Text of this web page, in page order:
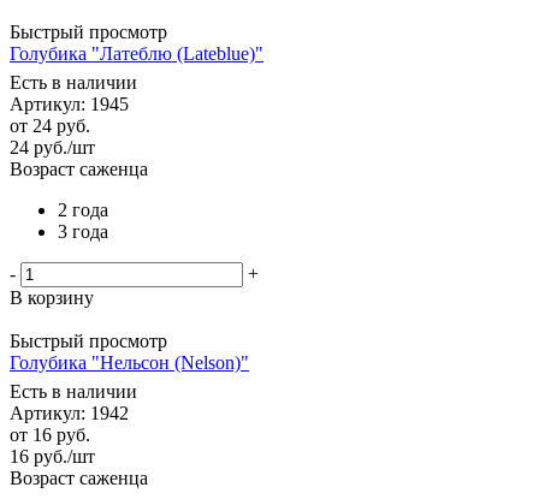
Быстрый просмотр
Голубика "Латеблю (Lateblue)"
Есть в наличии
Артикул: 1945
от 24 руб.
24 руб./шт
Возраст саженца
2 года
3 года
-
+
В корзину
Быстрый просмотр
Голубика "Нельсон (Nelson)"
Есть в наличии
Артикул: 1942
от 16 руб.
16 руб./шт
Возраст саженца